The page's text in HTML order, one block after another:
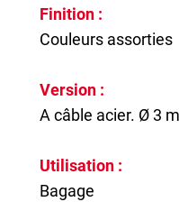
Finition :
Couleurs assorties
Version :
A câble acier. Ø 3
Utilisation :
Bagage